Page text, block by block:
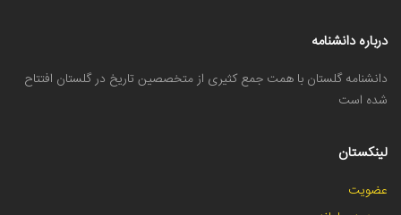
درباره دانشنامه
دانشنامه گلستان با همت جمع کثیری از متخصصین تاریخ در گلستان افتتاح
شده است
لینکستان
عضویت